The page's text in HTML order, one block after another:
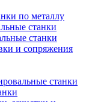
по металлу
станки
станки
и сопряжения
станки